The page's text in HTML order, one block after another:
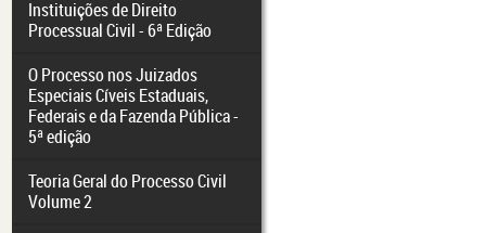
Instituições de Direito
Processual Civil - 6ª Edição
O Processo nos Juizados
Especiais Cíveis Estaduais,
Federais e da Fazenda Pública -
5ª edição
Teoria Geral do Processo Civil
Volume 2